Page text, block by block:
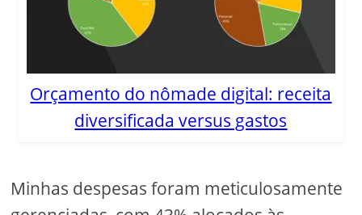
Orçamento do nômade digital: receita
diversificada versus gastos
Minhas despesas foram meticulosamente